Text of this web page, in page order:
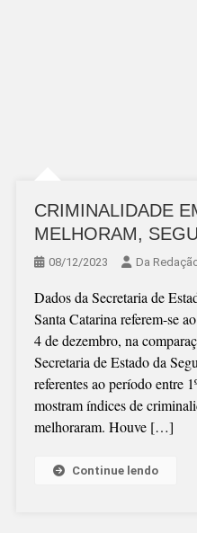
CRIMINALIDADE
MELHORAM,
08/12/2023 Da
Dados da Secretaria de
Santa Catarina referem-se
4 de dezembro, na
Secretaria de Estado da
referentes ao período entre
mostram índices de
melhoraram. Houve […]
Continue lendo